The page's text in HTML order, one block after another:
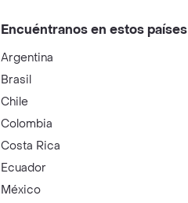
Encuéntranos en estos países
Argentina
Brasil
Chile
Colombia
Costa Rica
Ecuador
México